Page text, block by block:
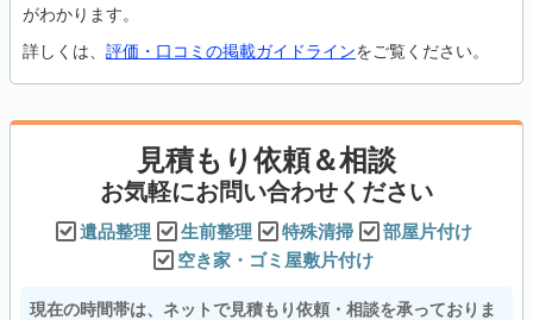
がわかります。
詳しくは、 評価・口コミの掲載ガイドラインをご覧ください。
見積もり依頼＆相談
お気軽にお問い合わせください
遺品整理 生前整理 特殊清掃
部屋片付け
空き家・ゴミ屋敷片付け
現在の時間帯は、ネットで見積もり依頼・相談を承っておりま